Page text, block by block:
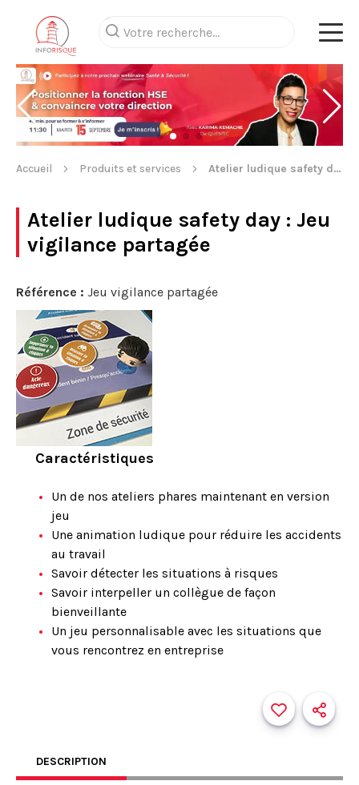
Accueil Produits et services Atelier ludique safety day
Atelier ludique safety day : Jeu
vigilance partagée
Référence : Jeu vigilance partagée
Caractéristiques
Un de nos ateliers phares maintenant en version
jeu
Une animation ludique pour réduire les accidents
au travail
Savoir détecter les situations à risques
Savoir interpeller un collègue de façon
bienveillante
Un jeu personnalisable avec les situations que
vous rencontrez en entreprise
DESCRIPTION